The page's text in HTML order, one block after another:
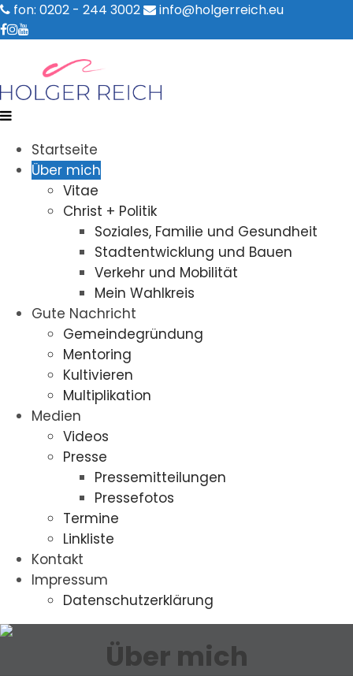
fon: 0202 - 244 3002 info@holgerreich.eu
Startseite
Über mich
Vitae
Christ + Politik
Soziales, Familie und Gesundheit
Stadtentwicklung und Bauen
Verkehr und Mobilität
Mein Wahlkreis
Gute Nachricht
Gemeindegründung
Mentoring
Kultivieren
Multiplikation
Medien
Videos
Presse
Pressemitteilungen
Pressefotos
Termine
Linkliste
Kontakt
Impressum
Datenschutzerklärung
Über mich